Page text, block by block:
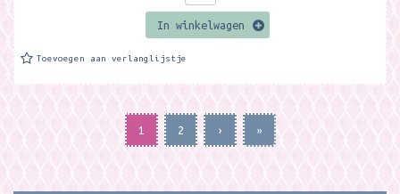
In winkelwagen
Toevoegen aan verlanglijstje
1 2 › »